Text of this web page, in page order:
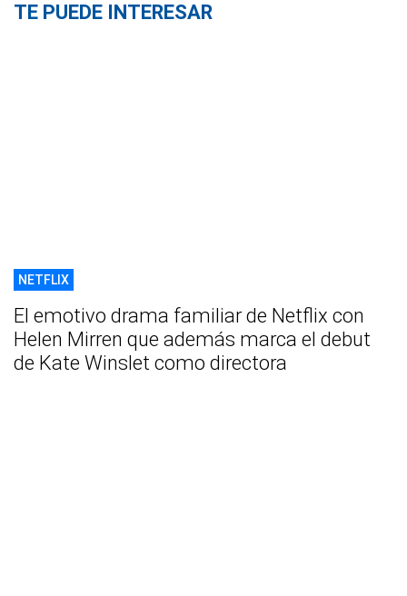
TE PUEDE INTERESAR
NETFLIX
El emotivo drama familiar de Netflix con
Helen Mirren que además marca el debut
de Kate Winslet como directora